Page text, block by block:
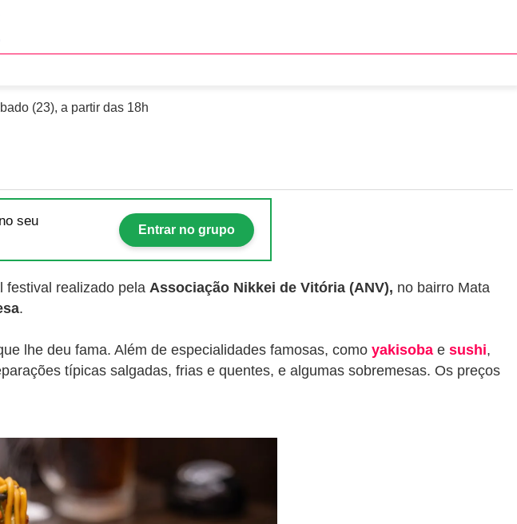
com pratos a partir de R$ 15
(23), a partir das 18h
no seu
Entrar no grupo
festival realizado pela Associação Nikkei de Vitória (ANV), no bairro Mata
.
lhe deu fama. Além de especialidades famosas, como yakisoba e sushi,
típicas salgadas, frias e quentes, e algumas sobremesas. Os preços